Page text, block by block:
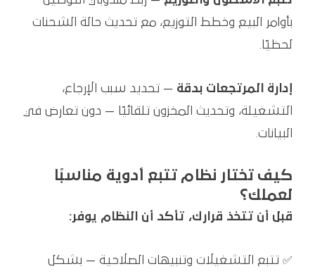
بأوامر البيع وخطط التوزيع، مع تحديث حالة الشحنات
لحظيًا.
إدارة المرتجعات بدقة — تحديد سبب الإرجاع،
التشغيلة، وتحديث المخزون تلقائيًا — دون تعارض في
البيانات.
كيف تختار نظام تتبع أدوية مناسبًا
لعملك؟
قبل أن تتخذ قرارك، تأكد أن النظام يوفر:
✅ تتبع التشغيلات وتنبيهات الصلاحية — بشكل